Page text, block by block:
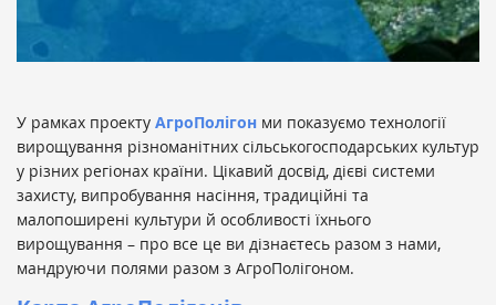
У рамках проекту АгроПолігон ми показуємо технології
вирощування різноманітних сільськогосподарських культур
у різних регіонах країни. Цікавий досвід, дієві системи
захисту, випробування насіння, традиційні та
малопоширені культури й особливості їхнього
вирощування – про все це ви дізнаєтесь разом з нами,
мандруючи полями разом з АгроПолігоном.